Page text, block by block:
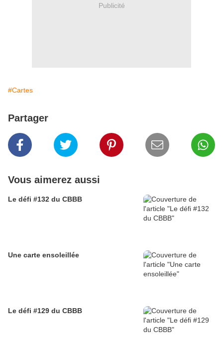
Publicité
#Cartes
Partager
Vous aimerez aussi
Le défi #132 du CBBB
Une carte ensoleillée
Le défi #129 du CBBB